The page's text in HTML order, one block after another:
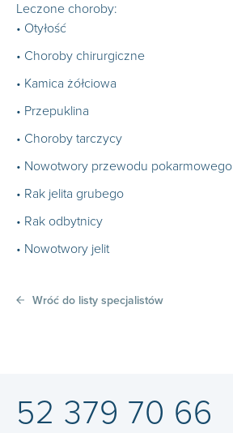
Leczone choroby:
• Otyłość
• Choroby chirurgiczne
• Kamica żółciowa
• Przepuklina
• Choroby tarczycy
• Nowotwory przewodu pokarmowego
• Rak jelita grubego
• Rak odbytnicy
• Nowotwory jelit
Wróć do listy specjalistów
52 379 70 66